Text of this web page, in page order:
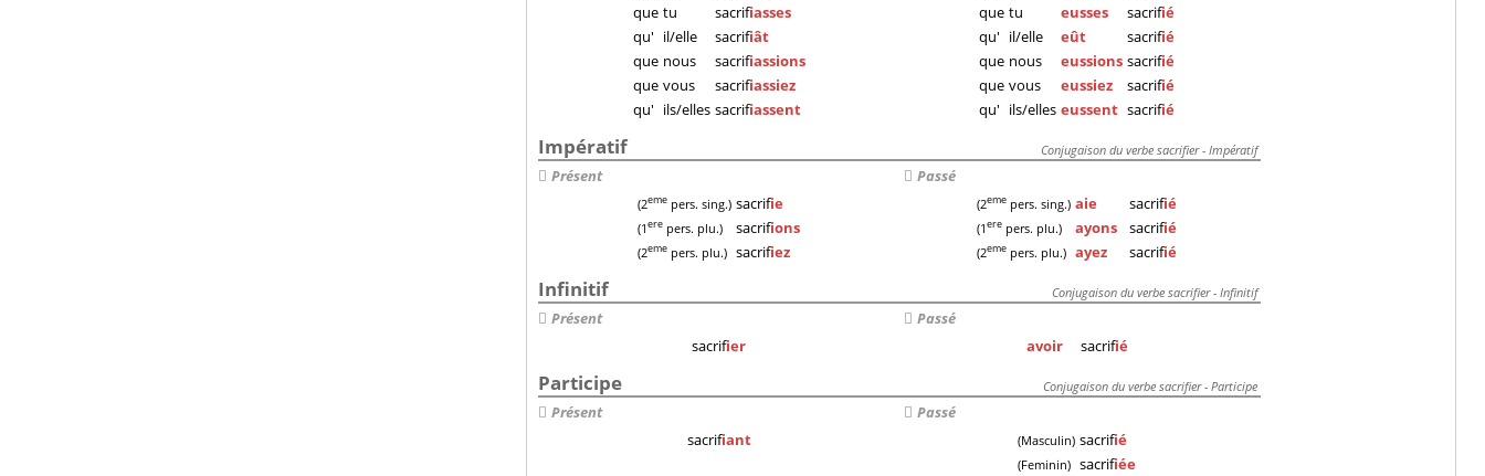
que tu sacrifiasses
qu' il/elle sacrifiât
que nous sacrifiassions
que vous sacrifiassiez
qu' ils/elles sacrifiassent
que tu eusses sacrifié
qu' il/elle eût sacrifié
que nous eussions sacrifié
que vous eussiez sacrifié
qu' ils/elles eussent sacrifié
Conjugaison du verbe sacrifier - Impératif
Impératif
Présent
(2eme pers. sing.) sacrifie
(1ere pers. plu.) sacrifions
(2eme pers. plu.) sacrifiez
Passé
(2eme pers. sing.) aie sacrifié
(1ere pers. plu.) ayons sacrifié
(2eme pers. plu.) ayez sacrifié
Conjugaison du verbe sacrifier - Infinitif
Infinitif
Présent
sacrifier
Passé
avoir
sacrifié
Conjugaison du verbe sacrifier - Participe
Participe
Présent
sacrifiant
Passé
(Masculin) sacrifié
(Feminin) sacrifiée